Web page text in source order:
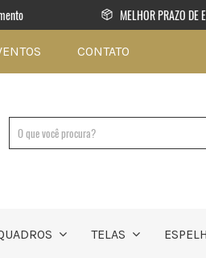
MELHOR PRAZO DE
CONTATO
TELAS